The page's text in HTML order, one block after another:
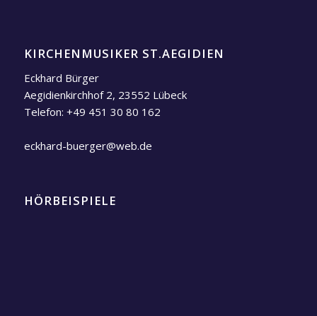
KIRCHENMUSIKER ST.AEGIDIEN
Eckhard Bürger
Aegidienkirchhof 2, 23552 Lübeck
Telefon: +49 451 30 80 162
eckhard-buerger@web.de
HÖRBEISPIELE